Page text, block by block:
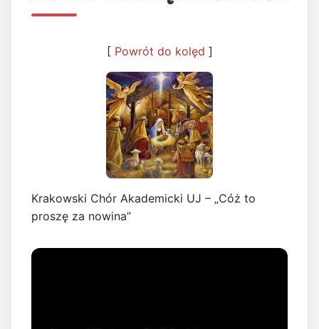
[ Powrót do kolęd ]
Krakowski Chór Akademicki UJ – „Cóż to
proszę za nowina”